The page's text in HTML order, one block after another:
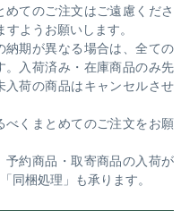
てのご注文はご遠慮くださ
ようお願いします。
期が異なる場合は、全ての
入荷済み・在庫商品のみ先
荷の商品はキャンセルさせ
くまとめてのご注文をお願
約商品・取寄商品の入荷が
同梱処理」も承ります。